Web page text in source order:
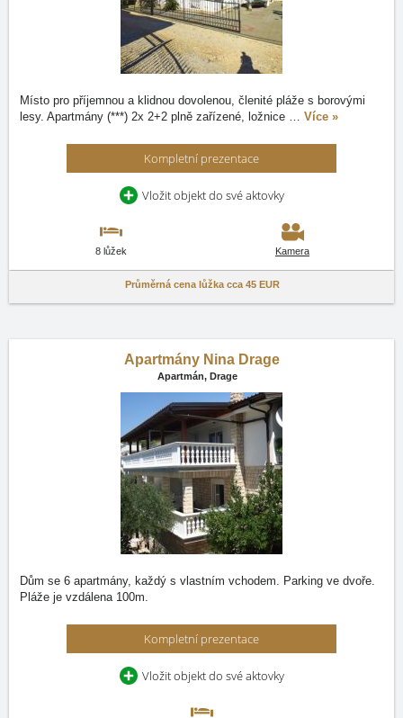
Místo pro příjemnou a klidnou dovolenou, členité pláže s borovými
lesy. Apartmány (***) 2x 2+2 plně zařízené, ložnice … Více »
Kompletní prezentace
Vložit objekt do své aktovky
8 lůžek Kamera
Průměrná cena lůžka cca 45 EUR
Apartmány Nina Drage
Apartmán, Drage
Dům se 6 apartmány, každý s vlastním vchodem. Parking ve dvoře.
Pláže je vzdálena 100m.
Kompletní prezentace
Vložit objekt do své aktovky